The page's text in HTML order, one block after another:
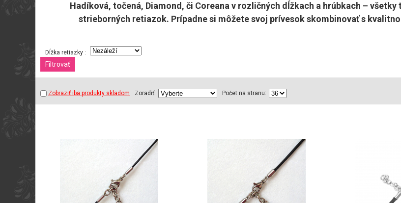
Hadíková, točená, Diamond, či Coreana v rozličných dĺžkach a hrúbkach –
strieborných retiazok. Prípadne si môžete svoj prívesok skombinovať s
Dĺžka retiazky :
Zobraziť iba produkty skladom Zoradiť: Počet na stranu: